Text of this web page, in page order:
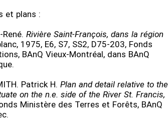
et plans :
René. Rivière Saint-François, dans la région
1975, E6, S7, SS2, D75-203, Fonds
BAnQ Vieux-Montréal, dans BAnQ
Patrick H. Plan and detail relative to the
on the n.e. side of the River St. Francis,
Ministère des Terres et Forêts, BAnQ